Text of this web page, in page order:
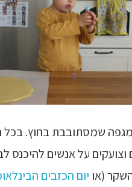
מגפה שמסתובבת בחוץ. בכל
על אנשים להיכנס
(או יום הכזבים